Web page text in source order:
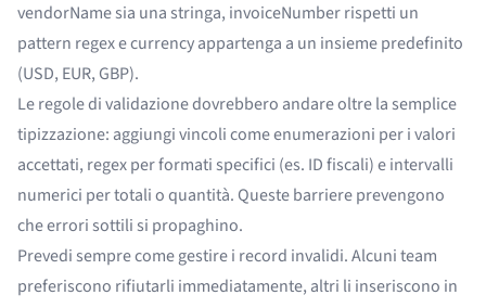
vendorName sia una stringa, invoiceNumber rispetti un
pattern regex e currency appartenga a un insieme predefinito
(USD, EUR, GBP).
Le regole di validazione dovrebbero andare oltre la semplice
tipizzazione: aggiungi vincoli come enumerazioni per i valori
accettati, regex per formati specifici (es. ID fiscali) e intervalli
numerici per totali o quantità. Queste barriere prevengono
che errori sottili si propaghino.
Prevedi sempre come gestire i record invalidi. Alcuni team
preferiscono rifiutarli immediatamente, altri li inseriscono in